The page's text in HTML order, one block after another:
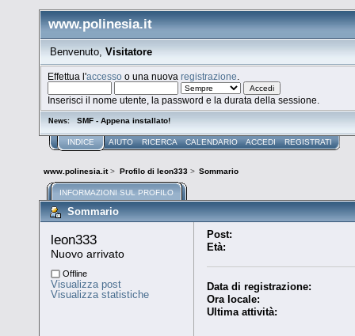
www.polinesia.it
Benvenuto, Visitatore
Effettua l'accesso o una nuovaregistrazione
Inserisci il nome utente, la password e la durata della sessione.
News: SMF - Appena installato!
INDICE AIUTO RICERCA CALENDARIO ACCEDI REGISTRATI
www.polinesia.it> Profilo di leon333> Sommario
INFORMAZIONI SUL PROFILO
Sommario
leon333
Nuovo arrivato
Offline
Visualizza post
Visualizza statistiche
Post:
Età:
Data di registrazione:
Ora locale:
Ultima attività: